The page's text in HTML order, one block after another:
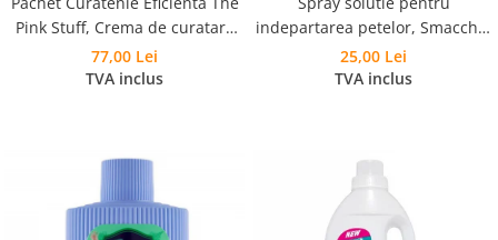
Pink Stuff, Crema de curatare
500 ml, Pasta Curatare 850 g,
Pudra Spumanta 300g, Laveta si
77,00 Lei
TVA inclus
indepartarea petelor, Smacchio
Tutto, 500 ml
25,00 Lei
TVA inclus